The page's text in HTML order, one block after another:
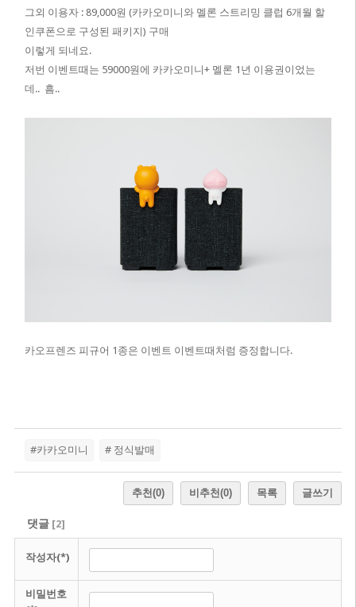
그외 이용자 : 89,000원 (카카오미니와 멜론 스트리밍 클럽 6개월 할
인쿠폰으로 구성된 패키지) 구매
이렇게 되네요.
​저번 이벤트때는 59000원에 카카오미니+ 멜론 1년 이용권이었는
데.. 흠..
카오프렌즈 피규어 1종은 이벤트 이벤트때처럼 증정합니다.
#카카오미니 # 정식발매
추천(0) 비추천(0) 목록 글쓰기
댓글[2]
작성자(*)
비밀번호